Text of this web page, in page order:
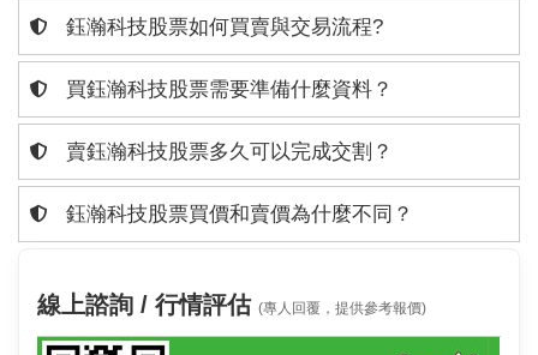
鈺瀚科技股票如何買賣與交易流程?
買鈺瀚科技股票需要準備什麼資料？
賣鈺瀚科技股票多久可以完成交割？
鈺瀚科技股票買價和賣價為什麼不同？
線上諮詢 / 行情評估 (專人回覆，提供參考報價)